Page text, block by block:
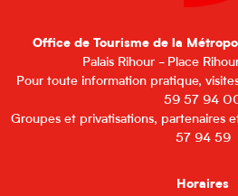
Office de Tourisme de la
Palais Rihour - Place
Pour toute information pratique,
59 57 94
Groupes et privatisations, partenaires
57 94 59
Horaires